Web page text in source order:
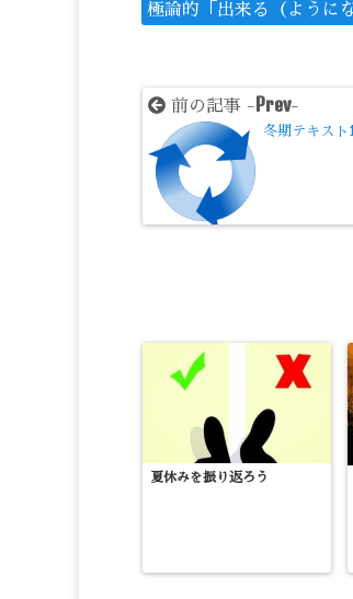
極論的「出来る（ように
前の記事 - Prev-
冬期テキスト
夏休みを振り返ろう